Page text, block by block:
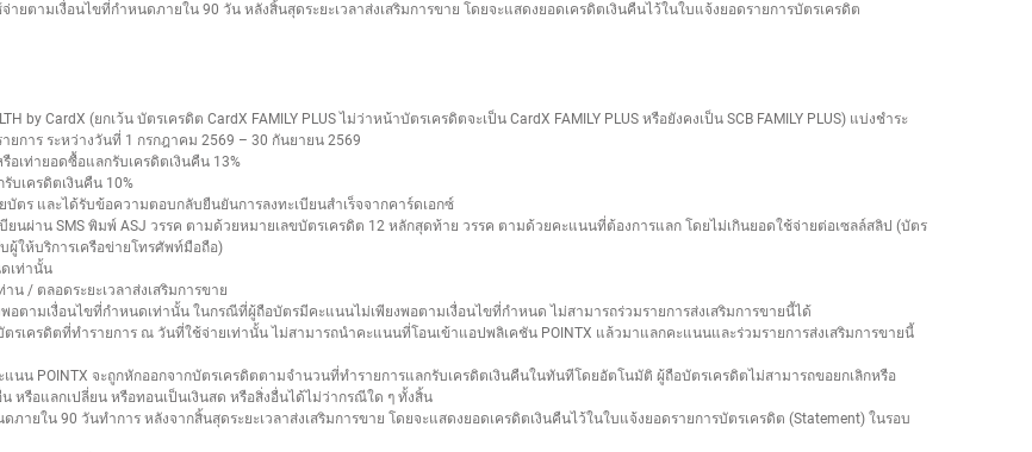
ยตามเงื่อนไขที่กำหนดภายใน 90 วัน หลังสิ้นสุดระยะเวลาส่งเสริมการขาย โดยจะแสดงยอดเครดิตเงินคืนไว้ในใบแจ้งยอดรายการบัตรเครดิต
by CardX (ยกเว้น บัตรเครดิต CardX FAMILY PLUS ไม่ว่าหน้าบัตรเครดิตจะเป็น CardX FAMILY PLUS หรือยังคงเป็น SCB FAMILY PLUS) แบ่งชำระ
ายการ ระหว่างวันที่ 1 กรกฎาคม 2569 – 30 กันยายน 2569
อเท่ายอดซื้อแลกรับเครดิตเงินคืน 13%
บเครดิตเงินคืน 10%
ตร และได้รับข้อความตอบกลับยืนยันการลงทะเบียนสำเร็จจากคาร์ดเอกซ์
บียนผ่าน SMS พิมพ์ ASJ วรรค ตามด้วยหมายเลขบัตรเครดิต 12 หลักสุดท้าย วรรค ตามด้วยคะแนนที่ต้องการแลก โดยไม่เกินยอดใช้จ่ายต่อเซลล์สลิป (บัตร
ผู้ให้บริการเครือข่ายโทรศัพท์มือถือ)
เท่านั้น
/ ตลอดระยะเวลาส่งเสริมการขาย
ตามเงื่อนไขที่กำหนดเท่านั้น ในกรณีที่ผู้ถือบัตรมีคะแนนไม่เพียงพอตามเงื่อนไขที่กำหนด ไม่สามารถร่วมรายการส่งเสริมการขายนี้ได้
รเครดิตที่ทำรายการ ณ วันที่ใช้จ่ายเท่านั้น ไม่สามารถนำคะแนนที่โอนเข้าแอปพลิเคชัน POINTX แล้วมาแลกคะแนนและร่วมรายการส่งเสริมการขายนี้
แนน POINTX จะถูกหักออกจากบัตรเครดิตตามจำนวนที่ทำรายการแลกรับเครดิตเงินคืนในทันทีโดยอัตโนมัติ ผู้ถือบัตรเครดิตไม่สามารถขอยกเลิกหรือ
หรือแลกเปลี่ยน หรือทอนเป็นเงินสด หรือสิ่งอื่นได้ไม่ว่ากรณีใด ๆ ทั้งสิ้น
ายใน 90 วันทำการ หลังจากสิ้นสุดระยะเวลาส่งเสริมการขาย โดยจะแสดงยอดเครดิตเงินคืนไว้ในใบแจ้งยอดรายการบัตรเครดิต (Statement) ในรอบ